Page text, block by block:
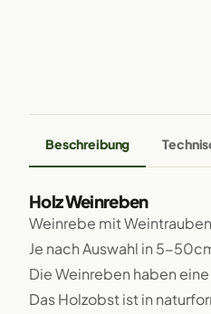
Beschreibung
Holz Weinreben
Weinrebe mit
Je nach Auswahl in 5-
Die Weinreben haben
Das Holzobst ist in